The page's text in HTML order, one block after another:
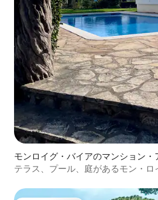
モンロイグ・バイアのマンション・
テラス、プール、庭があるモン・ロ